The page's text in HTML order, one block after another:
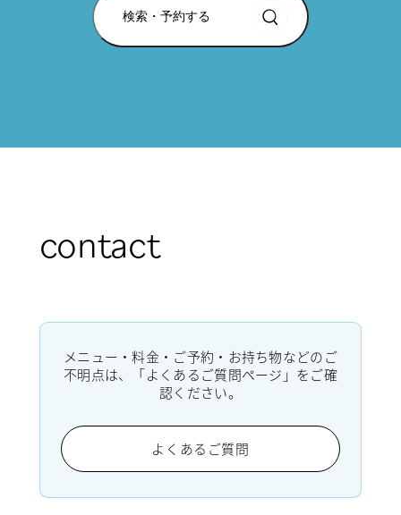
検索・予約する
contact
メニュー・料金・ご予約・お持ち物などのご
不明点は、「よくあるご質問ページ」をご確
認ください。
よくあるご質問